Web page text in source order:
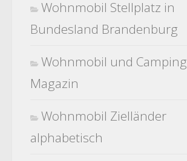
Wohnmobil Stellplatz in
Bundesland Brandenburg
Wohnmobil und Camping
Magazin
Wohnmobil Zielländer
alphabetisch